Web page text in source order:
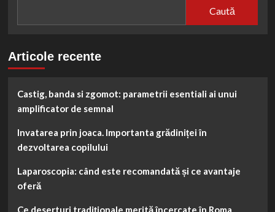
Caută
Articole recente
Castig, banda si zgomot: parametrii esentiali ai unui
amplificator de semnal
Invatarea prin joaca. Importanta grădiniței în
dezvoltarea copilului
Laparoscopia: când este recomandată și ce avantaje
oferă
Ce deserturi tradiționale merită încercate în Roma